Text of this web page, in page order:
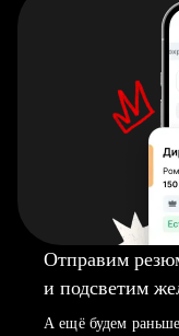
Отправим
и подсветим
А ещё будем